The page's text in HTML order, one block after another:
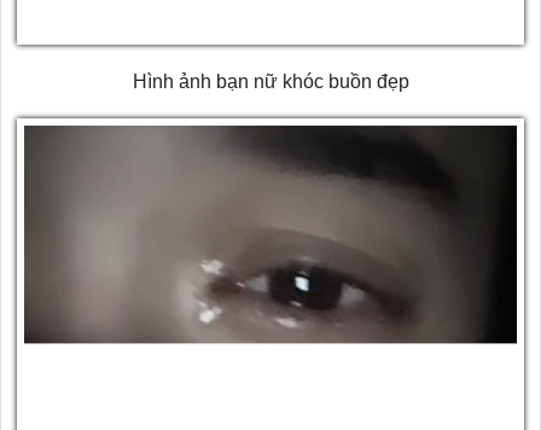
Hình ảnh bạn nữ khóc buồn đẹp